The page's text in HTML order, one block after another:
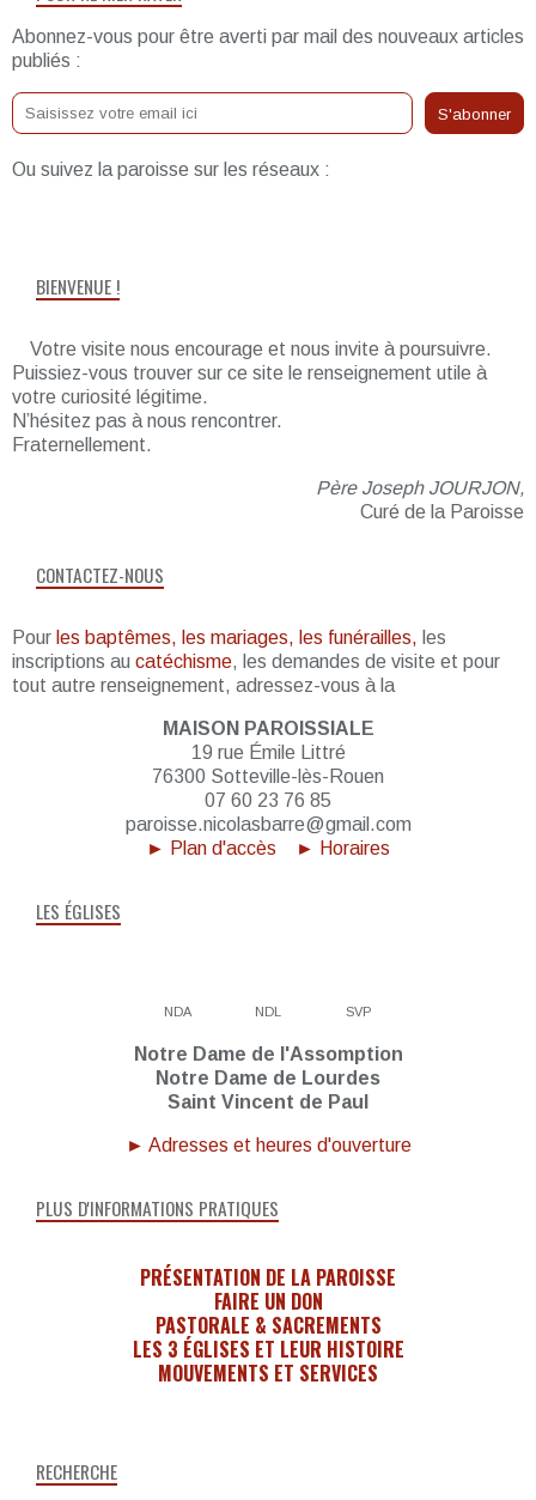
Abonnez-vous pour être averti par mail des nouveaux articles
publiés :
Ou suivez la paroisse sur les réseaux :
RECHERCHE
BIENVENUE !
Votre visite nous encourage et nous invite à poursuivre.
Puissiez-vous trouver sur ce site le renseignement utile à
votre curiosité légitime.
N’hésitez pas à nous rencontrer.
Fraternellement.
Père Joseph JOURJON,
Curé de la Paroisse
CONTACTEZ-NOUS
Pour les baptêmes, les mariages, les funérailles, les
inscriptions au catéchisme, les demandes de visite et pour
tout autre renseignement, adressez-vous à la
MAISON PAROISSIALE
19 rue Émile Littré
76300 Sotteville-lès-Rouen
07 60 23 76 85
paroisse.nicolasbarre@gmail.com
► Plan d'accès
► Horaires
LES ÉGLISES
NDA NDL SVP
Notre Dame de l'Assomption
Notre Dame de Lourdes
Saint Vincent de Paul
► Adresses et heures d'ouverture
PLUS D'INFORMATIONS PRATIQUES
PRÉSENTATION DE LA PAROISSE
FAIRE UN DON
PASTORALE & SACREMENTS
LES 3 ÉGLISES ET LEUR HISTOIRE
MOUVEMENTS ET SERVICES